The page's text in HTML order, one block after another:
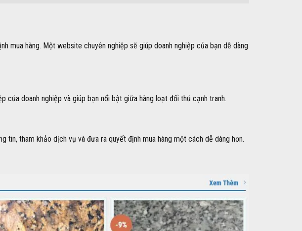
mua hàng. Một website chuyên nghiệp sẽ giúp doanh nghiệp của bạn dễ dàng
của doanh nghiệp và giúp bạn nổi bật giữa hàng loạt đối thủ cạnh tranh.
tham khảo dịch vụ và đưa ra quyết định mua hàng một cách dễ dàng hơn.